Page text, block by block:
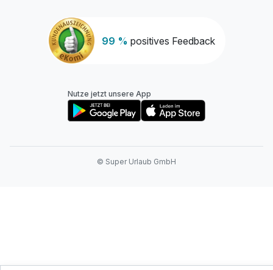
99 % positives Feedback
Nutze jetzt unsere App
© Super Urlaub GmbH